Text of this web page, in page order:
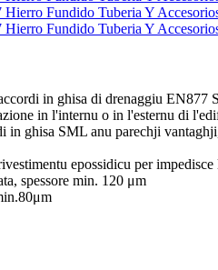
in ghisa di drenaggiu
in l'internu o in l'esternu di
ghisa SML anu parechji
epossidicu per
spessore min. 120 μm